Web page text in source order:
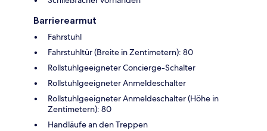
Barrierearmut
Fahrstuhl
Fahrstuhltür (Breite in Zentimetern): 80
Rollstuhlgeeigneter Concierge-Schalter
Rollstuhlgeeigneter Anmeldeschalter
Rollstuhlgeeigneter Anmeldeschalter (Höhe in
Zentimetern): 80
Handläufe an den Treppen